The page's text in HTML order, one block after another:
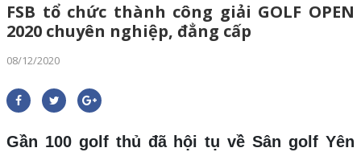
FSB tổ chức thành công giải GOLF OPEN
2020 chuyên nghiệp, đẳng cấp
08/12/2020
Gần 100 golf thủ đã hội tụ về Sân golf Yên